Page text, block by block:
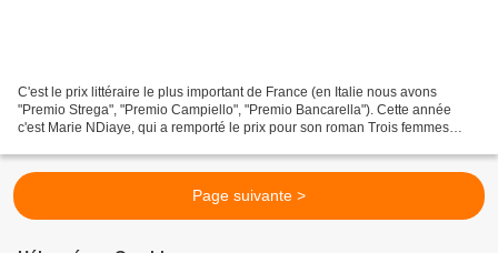
C'est le prix littéraire le plus important de France (en Italie nous avons
"Premio Strega", "Premio Campiello", "Premio Bancarella"). Cette année
c'est Marie NDiaye, qui a remporté le prix pour son roman Trois femmes
Page suivante >